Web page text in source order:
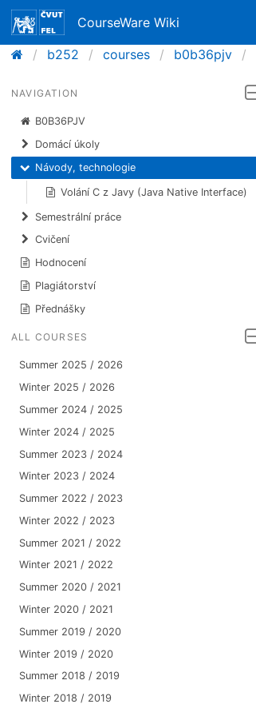
CourseWare Wiki
b252
courses b0b36pjv
NAVIGATION
B0B36PJV
Domácí úkoly
Návody, technologie
Volání C z Javy (Java Native Interface)
Semestrální práce
Cvičení
Hodnocení
Plagiátorství
Přednášky
ALL COURSES
Summer 2025 / 2026
Winter 2025 / 2026
Summer 2024 / 2025
Winter 2024 / 2025
Summer 2023 / 2024
Winter 2023 / 2024
Summer 2022 / 2023
Winter 2022 / 2023
Summer 2021 / 2022
Winter 2021 / 2022
Summer 2020 / 2021
Winter 2020 / 2021
Summer 2019 / 2020
Winter 2019 / 2020
Summer 2018 / 2019
Winter 2018 / 2019